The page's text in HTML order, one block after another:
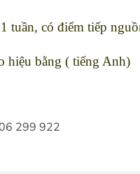
tuần, có điểm tiếp
hiệu bằng ( tiếng Anh)
299 922